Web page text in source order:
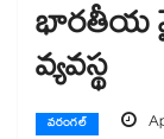
భారతీయ
వ్యవస్థ
వరంగల్